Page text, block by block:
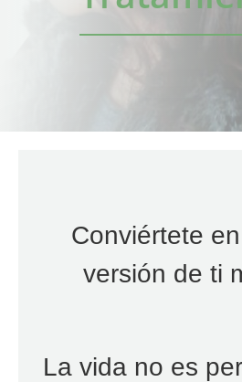
Conviértete
versión de ti
La vida no es